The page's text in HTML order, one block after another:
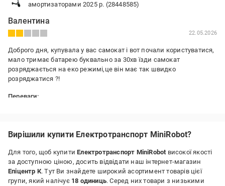
амортизаторами 2025 р. (28448585)
Валентина
22.05.2026
Доброго дня, купувала у вас самокат і вот почали користуватися,
мало тримає батарею буквально за 30хв їзди самокат
розряджається на еко режимі,це він має так швидко
розряджатися ?!
Переваги:
Слабо тримає батарею на найменшому режимі
Вирішили купити Електротранспорт MiniRobot?
Для того, щоб купитиЕлектротранспорт MiniRobotвисокої якості
за доступною ціною, досить відвідати наш інтернет-магазин
Епіцентр К. Тут Ви знайдете широкий асортимент товарів цієї
групи, який налічує 18 одиниць. Серед них товари з низькими